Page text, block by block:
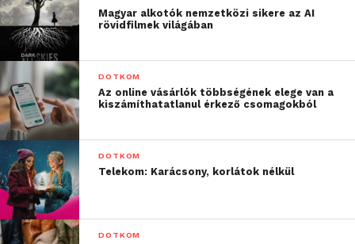
rengeteg felfedezetlen területe van, de nem
szabadna úgy bevezetni új technológiákat, hogy ne
biztosítanánk be azokat speciális védelmi
rendszerekkel, melyek megvédik az emberek
személyes adatait és magát a személyazonosságukat.
Magyar alkotók nemzetközi sikere az AI
rövidfilmek világában
DOTKOM
Az online vásárlók többségének elege van a
kiszámíthatatlanul érkező csomagokból
DOTKOM
Telekom: Karácsony, korlátok nélkül
DOTKOM